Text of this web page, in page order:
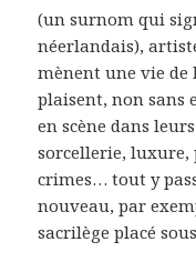
(un surnom qui
néerlandais),
mènent une vie de
plaisent, non sans
en scène dans
sorcellerie,
crimes… tout y
nouveau, par
sacrilège placé